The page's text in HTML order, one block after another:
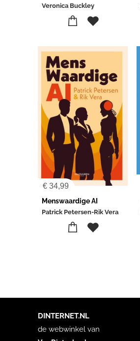
Veronica Buckley
€34,99
Menswaardige AI
Patrick Petersen-Rik Vera
DINTERNET.NL
de webwinkel van